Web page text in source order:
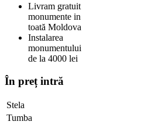
Livram gratuit
monumente in
toată Moldova
Instalarea
monumentului
de la 4000 lei
În preț intră
Stela
Tumba